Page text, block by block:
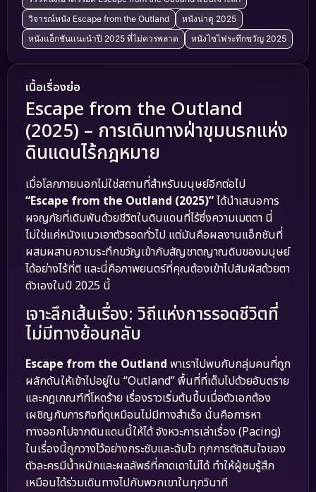
วิจารณ์หนัง Escape from the Outland
หนังน่าดู 2025
หนังแอ็กชันแนะนำปี 2025 ที่ไม่ควรพลาด
หนังไซไฟระทึกขวัญ 2025
เนื้อเรื่องย่อ
Escape from the Outland
(2025) – การเดินทางฝ่าขุมนรกแห่ง
ดินแดนไร้กฎหมาย
เมื่อโลกภายนอกไม่ใช่สถานที่สำหรับมนุษย์อีกต่อไป
“Escape from the Outland (2025)”ได้นำเสนอการ
ผจญภัยที่เดิมพันด้วยชีวิตในดินแดนที่ไร้ซึ่งความเมตตา นี่
ไม่ใช่แค่หนังแนวเอาตัวรอดทั่วไป แต่มันคือผลงานแอ็กชันที่
ผสมผสานความระทึกขวัญเข้ากับสัญชาตญาณดิบของมนุษย์
ได้อย่างไร้ที่ติ และนี่คือภาพยนตร์ที่คุณต้องเข้าไปสัมผัสด้วยตา
ตัวเองในปี 2025 นี้
เจาะลึกเส้นเรื่อง: วิถีแห่งการรอดชีวิตที่
ไม่มีทางย้อนกลับ
Escape from the Outland พาเราไปพบกับกลุ่มคนที่ถูก
ผลักดันให้เข้าไปอยู่ใน “Outland” พื้นที่ที่เต็มไปด้วยอันตราย
และกฎเกณฑ์ที่โหดร้าย เรื่องราวเริ่มต้นขึ้นเมื่อตัวเอกต้อง
เผชิญกับภารกิจที่ดูเหมือนไม่มีทางสำเร็จ นั่นคือการหา
ทางออกไปจากดินแดนนี้ให้ได้ จังหวะการเล่าเรื่อง (Pacing)
ในเรื่องนี้ถูกวางไว้อย่างกระชับและฉับไว ทุกการตัดสินใจของ
ตัวละครมีน้ำหนักและผลลัพธ์ที่คาดเดาไม่ได้ ทำให้ผู้ชมรู้สึก
เหมือนได้ร่วมเดินทางไปกับพวกเขาในทุกวินาที